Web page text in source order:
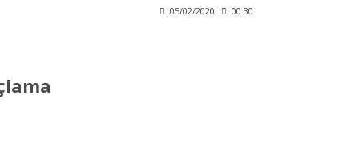
05/02/2020 00:30